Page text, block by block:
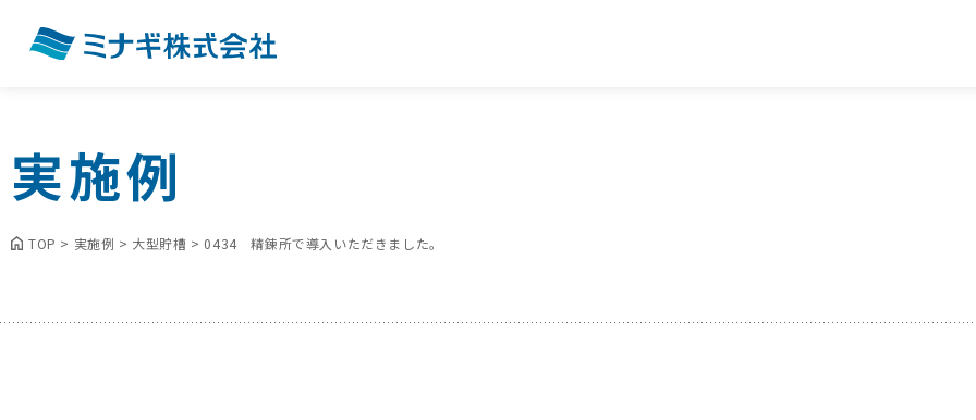
実施例
TOP > 実施例 > 大型貯槽 > 0434 精錬所で導入いただきました。